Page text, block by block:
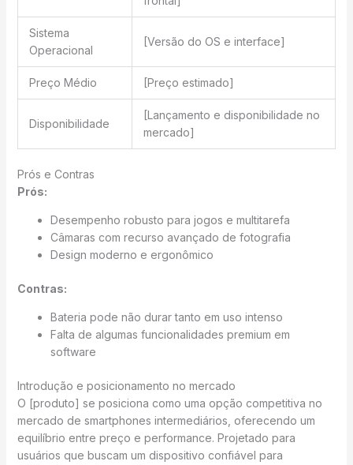
Sistema
Operacional
[Versão do OS e interface]
Preço Médio [Preço estimado]
Disponibilidade
[Lançamento e disponibilidade no
mercado]
Prós e Contras
Prós:
Desempenho robusto para jogos e multitarefa
Câmaras com recurso avançado de fotografia
Design moderno e ergonômico
Contras:
Bateria pode não durar tanto em uso intenso
Falta de algumas funcionalidades premium em
software
Introdução e posicionamento no mercado
O [produto] se posiciona como uma opção competitiva no
mercado de smartphones intermediários, oferecendo um
equilíbrio entre preço e performance. Projetado para
usuários que buscam um dispositivo confiável para